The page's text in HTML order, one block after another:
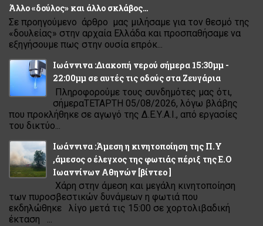
Άλλο «δούλος» και άλλο σκλάβος…
Σε προηγούμενο άρθρο μας μιλήσαμε για τον θεσμό της
«δουλείας» στην αρχαία Ελλάδα και προσπαθήσαμε να
εξηγήσουμε πως στην ουσία επρόκ...
Ιωάννινα :Διακοπή νερού σήμερα 15:30μμ -
22:00μμ σε αυτές τις οδούς στα Ζευγάρια
Πληροφορούμε τους συνδημότες μας ότι,
σήμεραΤΕΤΑΡΤΗ 05/08/2026, λόγω βλάβης
που προκλήθηκε σε αγωγό της Δ.Ε.Υ.Α.Ι., από εργασίες
του δικτύο...
Ιωάννινα :Άμεση η κινητοποίηση της Π.Υ
,άμεσος ο έλεγχος της φωτιάς πέριξ της Ε.Ο
Ιωαννίνων Αθηνών [βίντεο ]
Χάρη στην άμεση και μεγάλη κινητοποίηση
των πυροσβεστικών δυνάμεων η φωτιά που
εκδηλώθηκε λίγο μετά τις 15:00 σε χορτολιβαδική
έκταση ...